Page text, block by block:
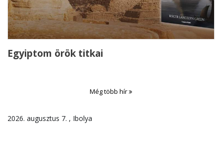
Egyiptom örök titkai
Még több hír
2026. augusztus 7. , Ibolya